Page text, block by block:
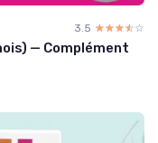
3.5 ☆☆☆☆☆
★★★★★
— Complément